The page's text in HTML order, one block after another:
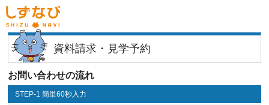
資料請求・見学予約
お問い合わせの流れ
STEP-1 簡単60秒入力